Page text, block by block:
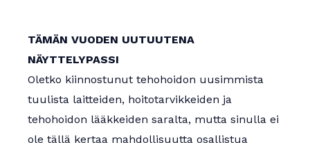
TÄMÄN VUODEN UUTUUTENA
NÄYTTELYPASSI
Oletko kiinnostunut tehohoidon uusimmista
tuulista laitteiden, hoitotarvikkeiden ja
tehohoidon lääkkeiden saralta, mutta sinulla ei
ole tällä kertaa mahdollisuutta osallistua